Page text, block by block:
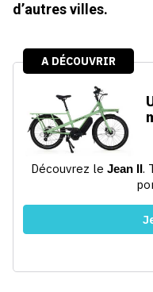
d’autres villes.